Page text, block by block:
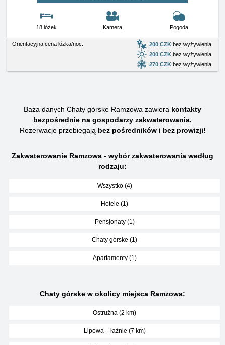
18 łóżek Kamera Pogoda
Orientacyjna cena łóżka/noc: 200 CZK bez wyżywienia
200 CZK bez wyżywienia
270 CZK bez wyżywienia
Baza danych Chaty górske Ramzowa zawiera kontakty
bezpośrednie na gospodarzy zakwaterowania.
Rezerwacje przebiegają bez pośredników i bez prowizji!
Zakwaterowanie Ramzowa - wybór zakwaterowania według
rodzaju:
Wszystko (4)
Hotele (1)
Pensjonaty (1)
Chaty górske (1)
Apartamenty (1)
Chaty górske w okolicy miejsca Ramzowa:
Ostrużna (2 km)
Lipowa – łaźnie (7 km)